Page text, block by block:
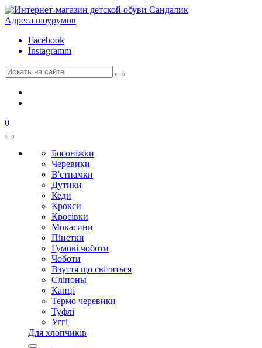
Адреса шоурумов
Facebook
Instagramm
0
Босоніжки
Черевики
В'єтнамки
Дутики
Кеди
Крокси
Кросівки
Мокасини
Пінетки
Гумові чоботи
Чоботи
Взуття що світиться
Сліпоны
Капці
Термо черевики
Туфлі
Уггі
Для хлопчиків